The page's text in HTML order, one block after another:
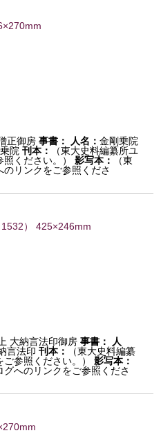
正御房 事書： 人名：金剛乗院
院 刊本：
（東大史料編纂所ユ
ください。）
影写本：
（東
リンクをご参照くださ
1532） 425×246mm
大納言法印御房 事書：
人
言法印 刊本：
（東大史料編纂
参照ください。）
影写本：
グへのリンクをご参照くださ